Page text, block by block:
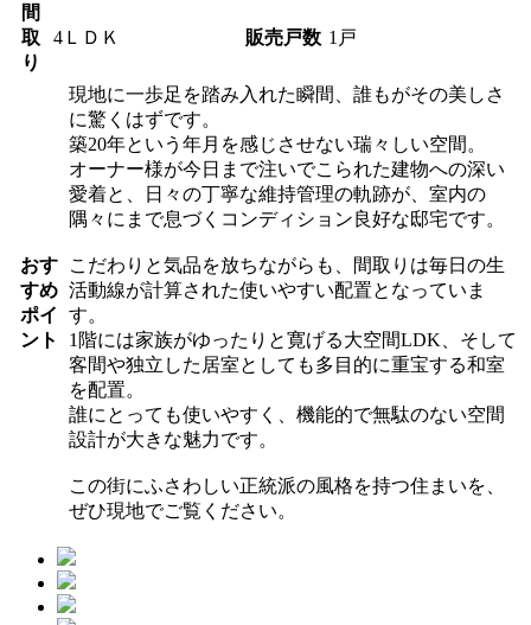
間
取
り
4ＬＤＫ 販売戸数 1戸
おす
すめ
ポイ
ント
現地に一歩足を踏み入れた瞬間、誰もがその美しさ
に驚くはずです。
築20年という年月を感じさせない瑞々しい空間。
オーナー様が今日まで注いでこられた建物への深い
愛着と、日々の丁寧な維持管理の軌跡が、室内の
隅々にまで息づくコンディション良好な邸宅です。
こだわりと気品を放ちながらも、間取りは毎日の生
活動線が計算された使いやすい配置となっていま
す。
1階には家族がゆったりと寛げる大空間LDK、そして
客間や独立した居室としても多目的に重宝する和室
を配置。
誰にとっても使いやすく、機能的で無駄のない空間
設計が大きな魅力です。
この街にふさわしい正統派の風格を持つ住まいを、
ぜひ現地でご覧ください。